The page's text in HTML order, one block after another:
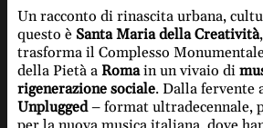
Un racconto di rinascita urbana,
questo è Santa Maria della Creatività
trasforma il Complesso
della Pietà a Romain un vivaio di
rigenerazione sociale. Dalla fervente
Unplugged– format ultradecennale,